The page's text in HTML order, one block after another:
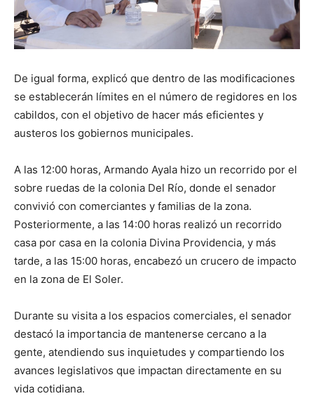
De igual forma, explicó que dentro de las modificaciones
se establecerán límites en el número de regidores en los
cabildos, con el objetivo de hacer más eficientes y
austeros los gobiernos municipales.
A las 12:00 horas, Armando Ayala hizo un recorrido por el
sobre ruedas de la colonia Del Río, donde el senador
convivió con comerciantes y familias de la zona.
Posteriormente, a las 14:00 horas realizó un recorrido
casa por casa en la colonia Divina Providencia, y más
tarde, a las 15:00 horas, encabezó un crucero de impacto
en la zona de El Soler.
Durante su visita a los espacios comerciales, el senador
destacó la importancia de mantenerse cercano a la
gente, atendiendo sus inquietudes y compartiendo los
avances legislativos que impactan directamente en su
vida cotidiana.